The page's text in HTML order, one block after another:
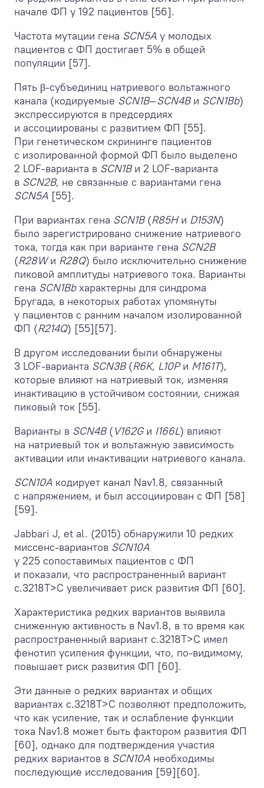
начале ФП у 192 пациентов [56].
Частота мутации гена SCN5A у молодых
пациентов с ФП достигает 5% в общей
популяции [57].
Пять β-субъединиц натриевого вольтажного
канала (кодируемые SCN1B—SCN4Bи SCN1Bb)
экспрессируются в предсердиях
и ассоциированы с развитием ФП [55].
При генетическом скрининге пациентов
с изолированной формой ФП было выделено
2 LOF-варианта в SCN1Bи 2 LOF-варианта
в SCN2B, не связанные с вариантами гена
SCN5A [55].
При вариантах гена SCN1B(R85Hи D153N)
было зарегистрировано снижение натриевого
тока, тогда как при варианте гена SCN2B
(R28Wи R28Q) было исключительно снижение
пиковой амплитуды натриевого тока. Варианты
гена SCN1Bbхарактерны для синдрома
Бругада, в некоторых работах упомянуты
у пациентов с ранним началом изолированной
ФП (R214Q) [55][57].
В другом исследовании были обнаружены
3 LOF-варианта SCN3B(R6K, L10Pи M161T),
которые влияют на натриевый ток, изменяя
инактивацию в устойчивом состоянии, снижая
пиковый ток [55].
Варианты в SCN4B(V162Gи I166L) влияют
на натриевый ток и вольтажную зависимость
активации или инактивации натриевого канала.
SCN10A кодирует канал Nav1.8, связанный
с напряжением, и был ассоциирован с ФП [58]
[59].
Jabbari J, et al. (2015) обнаружили 10 редких
миссенс-вариантов SCN10A
у 225 сопоставимых пациентов с ФП
и показали, что распространенный вариант
c.3218T>C увеличивает риск развития ФП [60].
Характеристика редких вариантов выявила
сниженную активность в Nav1.8, в то время как
распространенный вариант c.3218T>C имел
фенотип усиления функции, что, по-видимому,
повышает риск развития ФП [60].
Эти данные о редких вариантах и общих
вариантах c.3218T>C позволяют предположить,
что как усиление, так и ослабление функции
тока Nav1.8 может быть фактором развития ФП
[60], однако для подтверждения участия
редких вариантов в SCN10A необходимы
последующие исследования [59][60].